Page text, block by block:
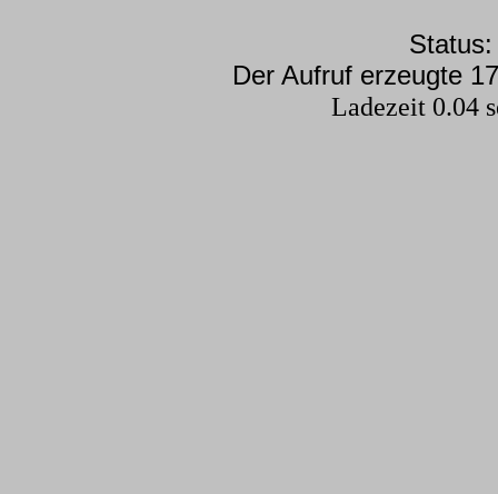
Der Aufruf erzeugte
Ladezeit 0.04